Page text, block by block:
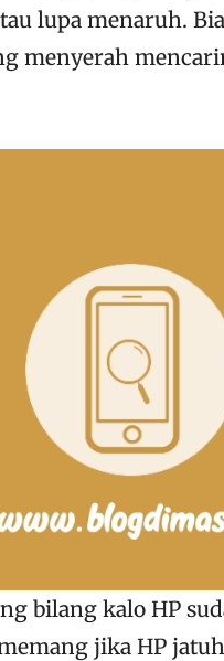
lupa menaruh.
menyerah
bilang kalo HP
jika HP